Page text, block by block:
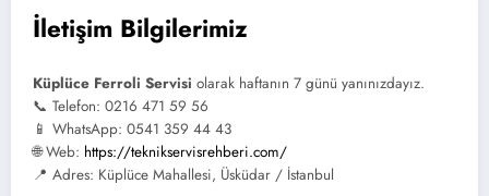
İletişim Bilgilerimiz
Küplüce Ferroli Servisi olarak haftanın 7 günü yanınızdayız.
📞 Telefon: 0216 471 59 56
📱 WhatsApp: 0541 359 44 43
🌐 Web: https://teknikservisrehberi.com/
📍 Adres: Küplüce Mahallesi, Üsküdar / İstanbul